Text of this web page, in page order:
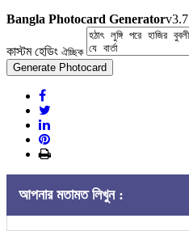
Bangla Photocard Generatorv3.7
কাস্টম হেডিং ঐচ্ছিক
Generate Photocard
আপনার মতামত লিখুন :